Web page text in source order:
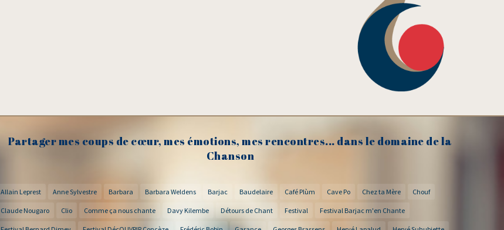
Partager mes coups de cœur, mes émotions, mes rencontres... dans le domaine de la
Chanson
Allain Leprest Anne Sylvestre Barbara Barbara Weldens Barjac Baudelaire Café Plùm Cave Po Chez ta Mère Chouf
Claude Nougaro Clio Comme ça nous chante Davy Kilembe Détours de Chant Festival Festival Barjac m'en Chante